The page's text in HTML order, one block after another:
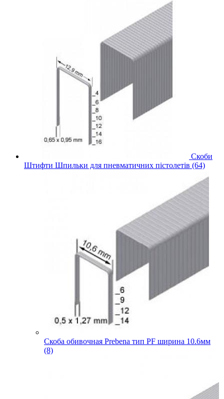
Скоби
Штифти Шпильки для пневматичних пістолетів (64)
Скоба обивочная Prebena тип PF ширина 10.6мм
(8)